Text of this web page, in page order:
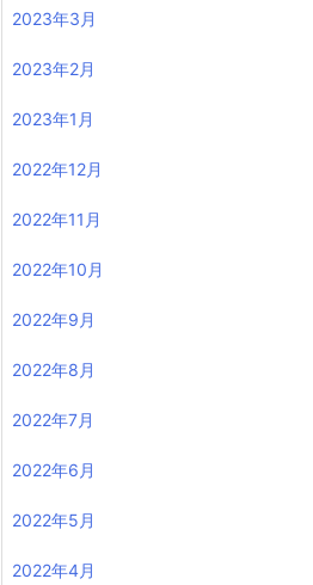
2023年3月
2023年2月
2023年1月
2022年12月
2022年11月
2022年10月
2022年9月
2022年8月
2022年7月
2022年6月
2022年5月
2022年4月